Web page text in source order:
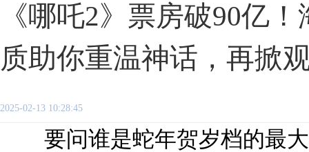
《哪吒2》票房破90亿
质助你重温神话，再掀
2025-02-13 10:28:45
要问谁是蛇年贺岁档的最大